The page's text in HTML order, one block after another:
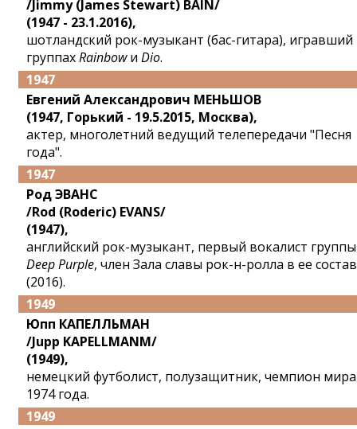
/Jimmy (James Stewart) BAIN/
(1947 - 23.1.2016),
шотландский рок-музыкант (бас-гитара), игравший
группахRainbowи Dio.
1947
Евгений Александрович МЕНЬШОВ
(1947, Горький - 19.5.2015, Москва),
актер, многолетний ведущий телепередачи "Песня
года".
1947
Род ЭВАНС
/Rod (Roderic) EVANS/
(1947),
английский рок-музыкант, первый вокалист группы
Deep Purple, член Зала славы рок-н-ролла в ее
(2016).
1949
Юпп КАПЕЛЛЬМАН
/Jupp KAPELLMANM/
(1949),
немецкий футболист, полузащитник, чемпион мира
1974 года.
1949